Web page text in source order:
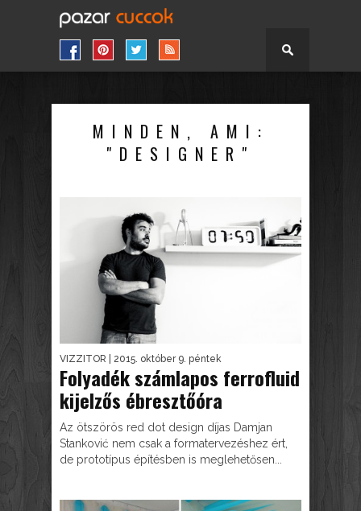
MINDEN, AMI:
"DESIGNER"
VIZZITOR | 2015. október 9. péntek
Folyadék számlapos ferrofluid
kijelzős ébresztőóra
Az ötszörös red dot design díjas Damjan
Stanković nem csak a formatervezéshez ért,
de prototípus építésben is meglehetősen...